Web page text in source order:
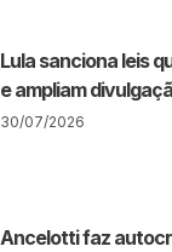
Lula sanciona leis
e ampliam
30/07/2026
Ancelotti faz